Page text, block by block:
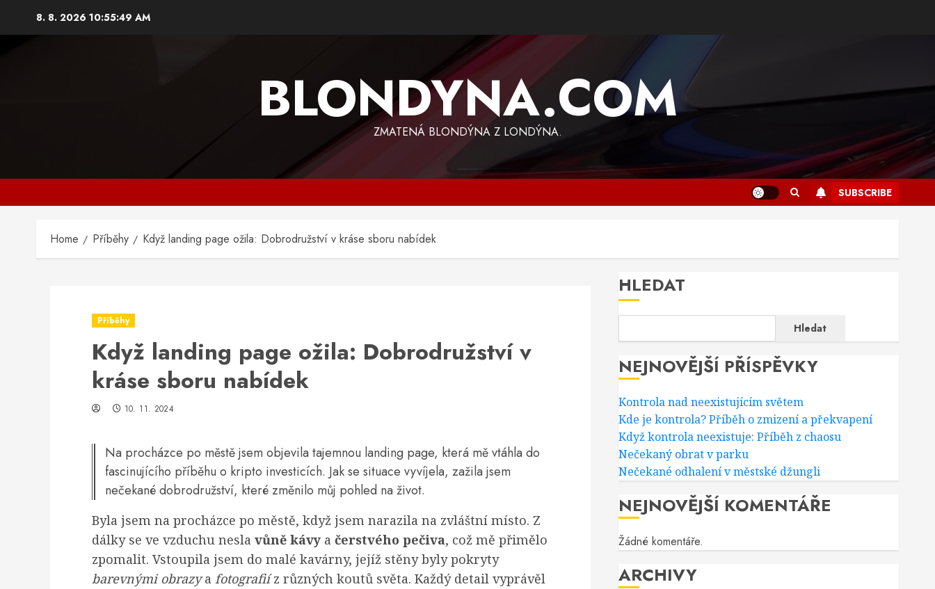
8. 8. 2026 10:55:50 AM
BLONDYNA.COM
ZMATENÁ BLONDÝNA Z LONDÝNA.
SUBSCRIBE
Home Příběhy Když landing page ožila: Dobrodružství v kráse sboru nabídek
Příběhy
Když landing page ožila: Dobrodružství v
kráse sboru nabídek
10. 11. 2024
Na procházce po městě jsem objevila tajemnou landing page, která mě vtáhla do
fascinujícího příběhu o kripto investicích. Jak se situace vyvíjela, zažila jsem
nečekané dobrodružství, které změnilo můj pohled na život.
Byla jsem na procházce po městě, když jsem narazila na zvláštní místo. Z
dálky se ve vzduchu nesla vůně kávy a čerstvého pečiva, což mě přimělo
zpomalit. Vstoupila jsem do malé kavárny, jejíž stěny byly pokryty
barevnými obrazya fotografiíz různých koutů světa. Každý detail vyprávěl
HLEDAT
Hledat
NEJNOVĚJŠÍ PŘÍSPĚVKY
Kontrola nad neexistujícím světem
Kde je kontrola? Příběh o zmizení a překvapení
Když kontrola neexistuje: Příběh z chaosu
Nečekaný obrat v parku
Nečekané odhalení v městské džungli
NEJNOVĚJŠÍ KOMENTÁŘE
Žádné komentáře.
ARCHIVY